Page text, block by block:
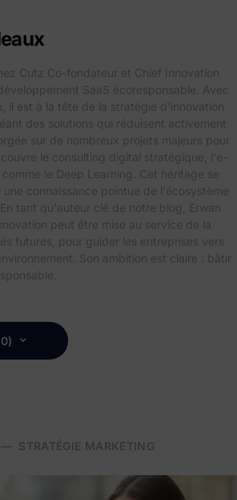
Cutz Co-fondateur et Chief Innovation
SaaS écoresponsable. Avec
il est à la tête de la stratégie d'innovation
des solutions qui réduisent activement
sur de nombreux projets majeurs pour
le consulting digital stratégique, l'e-
le Deep Learning. Cet héritage se
connaissance pointue de l'écosystème
tant qu'auteur clé de notre blog, Erwan
peut être mise au service de la
futures, pour guider les entreprises vers
Son ambition est claire : bâtir
STRATÉGIE MARKETING